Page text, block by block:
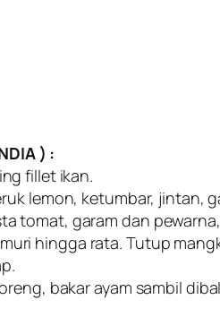
) :
fillet ikan.
lemon, ketumbar, jintan,
tomat, garam dan
hingga rata. Tutup
bakar ayam sambil